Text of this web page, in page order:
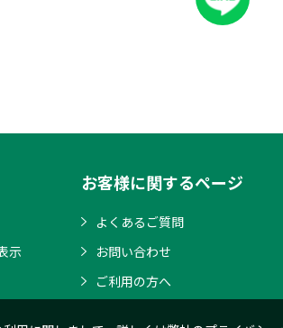
示
お客様に関するページ
よくあるご質問
お問い合わせ
ご利用の方へ